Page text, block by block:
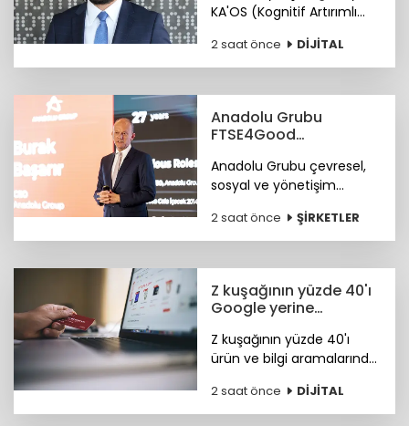
KA'OS (Kognitif Artırımlı
siber güvenlik yazılımları
konusunda iddialı.
2 saat önce DİJİTAL
Anadolu Grubu
FTSE4Good
Anadolu Grubu çevresel,
sosyal ve yönetişim
yaklaşımı ile FTSE4Good
Endeksi’nde.
2 saat önce ŞİRKETLER
Z kuşağının yüzde 40'ı
Google yerine
yapıyor
Z kuşağının yüzde 40'ı
ürün ve bilgi aramalarında
Araştırma ayrıca
Instagram ve TikTok'un
2 saat önce DİJİTAL